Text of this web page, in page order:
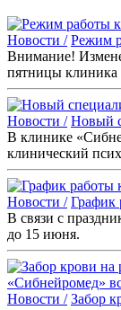
Новости / Режим
Внимание!
пятницы клиника
Новости / Новый
В клинике
клинический
Новости / График
В связи с
до 15 июня.
Новости / Забор